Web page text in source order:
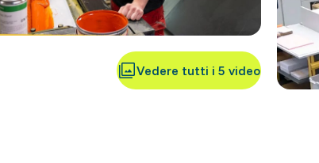
Vedere tutti i 5 video